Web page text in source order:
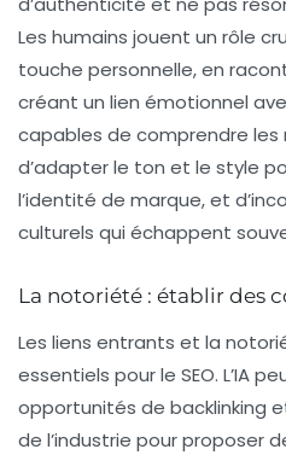
Les humains jouent un rôle
touche personnelle, en
créant un lien émotionnel
capables de comprendre les
d’adapter le ton et le style
l’identité de marque, et
culturels qui échappent
La notoriété : établir des
Les liens entrants et la
essentiels pour le SEO. L’IA
opportunités de backlinking
de l’industrie pour proposer